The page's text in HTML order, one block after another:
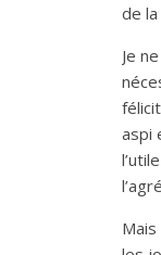
de la
Je
aspi